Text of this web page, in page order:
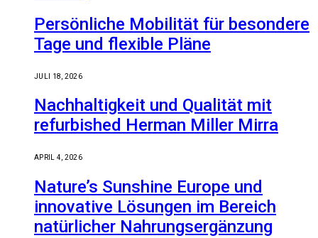
Persönliche Mobilität für besondere
Tage und flexible Pläne
JULI 18, 2026
Nachhaltigkeit und Qualität mit
refurbished Herman Miller Mirra
APRIL 4, 2026
Nature’s Sunshine Europe und
innovative Lösungen im Bereich
natürlicher Nahrungsergänzung